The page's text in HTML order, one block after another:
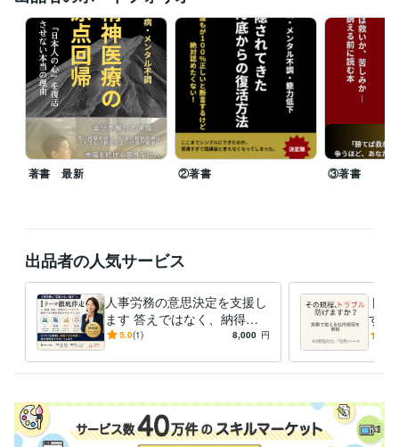
ウンド続きの人材育成に決別。 無から有を作る！マネジメントツー
ルとして行う業務効率化
メンタル不調で職場復帰できない社員を生
み出さないための勉強会 アドラー心理学
本当のところ、過労死は何
が原因で起きるの？
うつ病・メンタル不調　隠されてきたどん底か
らの復活方法
裁判の代償　裁判は救いか、苦しみか
資格・検定
プロコーチ 取得年 : 2018年
特定社会保険労務士 取得年 : 2016年
原田メソッド認定パートナー 取得年 : 2019年
社会保険労務士 取得年 : 2008年
得意分野
士業 人事・労務 特定社会保険労務士 就業規則 紛争解決
語学力
スペイン語 日常会話レベル
著書 最新 ②著書 ③著書
出品者の人気サービス
人事労務の意思決定を支援し
ます 答えではなく、納得で
きる判断を支援します
5.0(1) 8,000 円
ト
する
で使